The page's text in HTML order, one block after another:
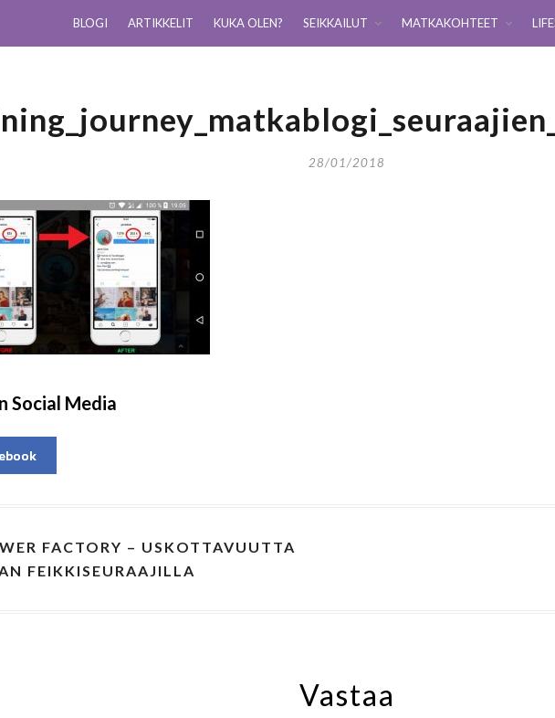
BLOGI ARTIKKELIT KUKA OLEN? SEIKKAILUT MATKAKOHTEET
28/01/2018
Social Media
FACTORY – USKOTTAVUUTTA
FEIKKISEURAAJILLA
Vastaa